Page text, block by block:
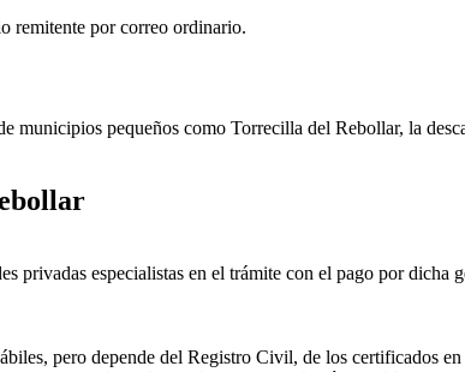
remitente por correo ordinario.
municipios pequeños como Torrecilla del Rebollar, la
privadas especialistas en el trámite con el pago por dicha
pero depende del Registro Civil, de los certificados en